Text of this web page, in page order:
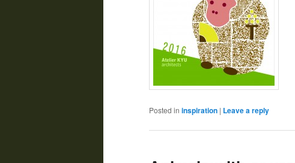
Posted in inspiration | Leave a reply